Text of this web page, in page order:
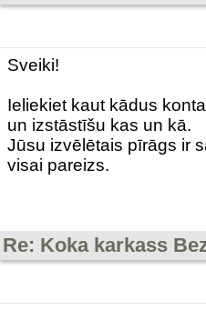
Sveiki!
Ieliekiet kaut kādus
un izstāstīšu kas un kā.
Jūsu izvēlētais pīrāgs ir
visai pareizs.
Re: Koka karkass